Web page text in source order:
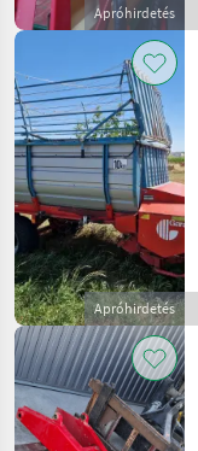
Apróhirdetés
Apróhirdetés